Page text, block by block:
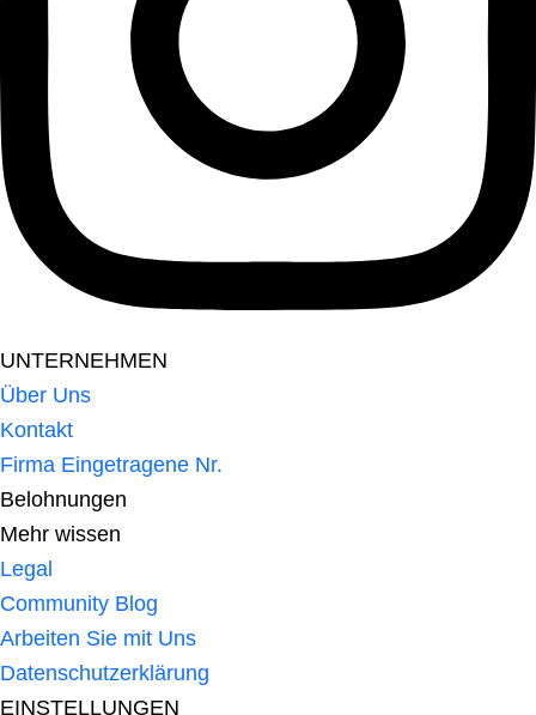
UNTERNEHMEN
Über Uns
Kontakt
Firma Eingetragene Nr.
Belohnungen
Mehr wissen
Legal
Community Blog
Arbeiten Sie mit Uns
Datenschutzerklärung
EINSTELLUNGEN